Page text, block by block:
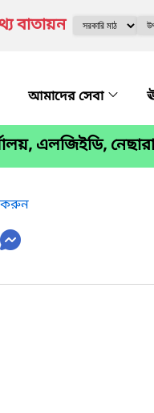
বাতায়ন
আমাদের সেবা
এলজিইডি,
করুন